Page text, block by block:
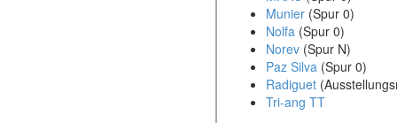
Munier (Spur 0)
Nolfa (Spur 0)
Norev (Spur N)
Paz Silva (Spur 0)
Radiguet
Tri-ang TT